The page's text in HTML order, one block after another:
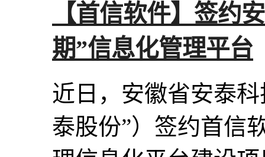
【首信软件】签约
期”信息化管理平台
近日，安徽省安泰
泰股份”）签约首信